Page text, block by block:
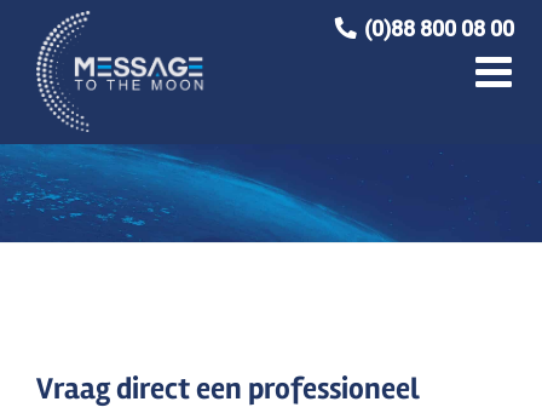
(0)88 800 08 00
naar
inhoud
Vraag direct een professioneel